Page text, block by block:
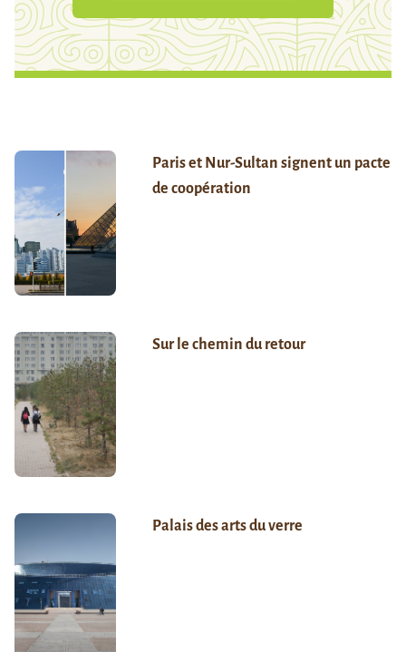
Paris et Nur-Sultan signent un pacte
de coopération
Sur le chemin du retour
Palais des arts du verre